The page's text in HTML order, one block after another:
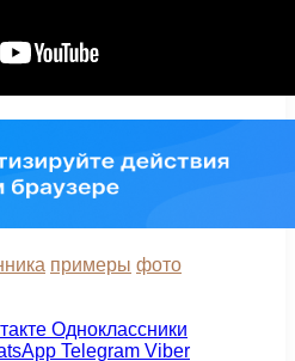
примеры фото
Одноклассники
Telegram Viber